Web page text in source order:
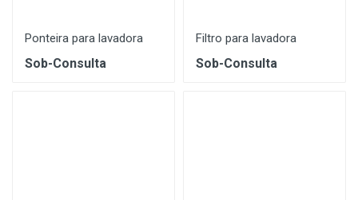
Ponteira para lavadora
Sob-Consulta
Filtro para lavadora
Sob-Consulta